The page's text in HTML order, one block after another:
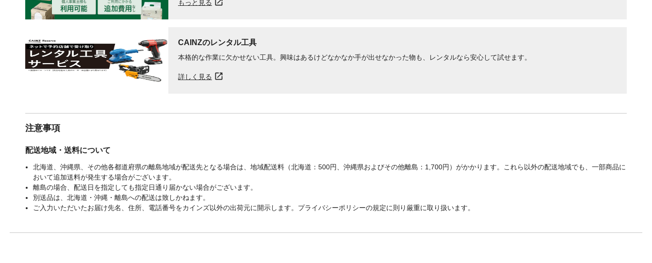
もっと見る
CAINZのレンタル工具
本格的な作業に欠かせない工具。興味はあるけどなかなか手が出せなかった物も、レンタルなら安心して試せます。
詳しく見る
注意事項
配送地域・送料について
北海道、沖縄県、その他各都道府県の離島地域が配送先となる場合は、地域配送料（北海道：500円、沖縄県およびその他離島：1,700円）がかかります。これら以外の配送地域でも、一部商品に
おいて追加送料が発生する場合がございます。
離島の場合、配送日を指定しても指定日通り届かない場合がございます。
別送品は、北海道・沖縄・離島への配送は致しかねます。
ご入力いただいたお届け先名、住所、電話番号をカインズ以外の出荷元に開示します。プライバシーポリシーの規定に則り厳重に取り扱います。